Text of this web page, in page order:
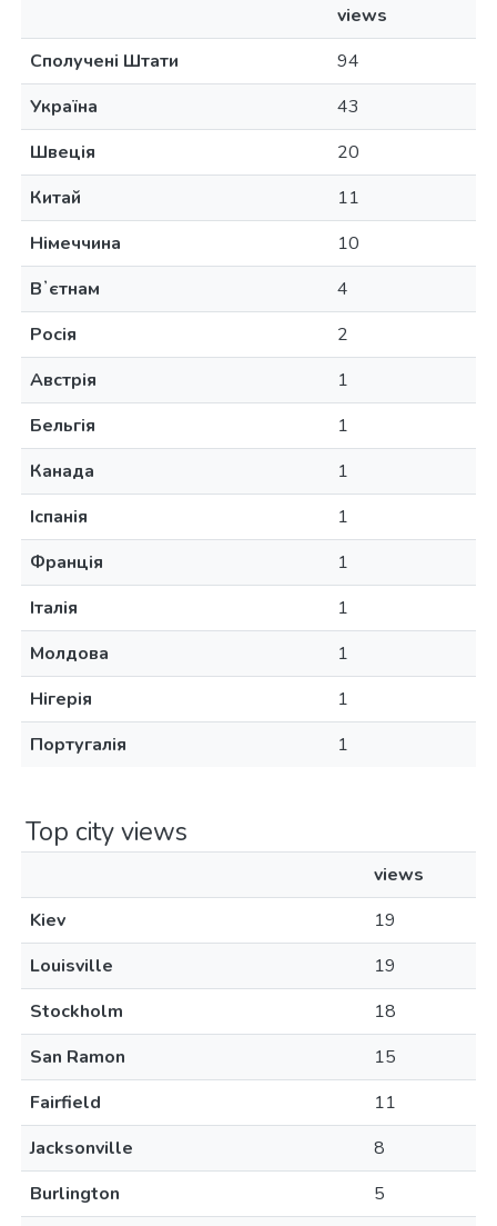
views
Сполучені Штати
94
Україна
43
Швеція
20
Китай
11
Німеччина
10
Вʼєтнам
4
Росія
2
Австрія
1
Бельгія
1
Канада
1
Іспанія
1
Франція
1
Італія
1
Молдова
1
Нігерія
1
Португалія
1
Top city views
views
Kiev
19
Louisville
19
Stockholm
18
San Ramon
15
Fairfield
11
Jacksonville
8
Burlington
5